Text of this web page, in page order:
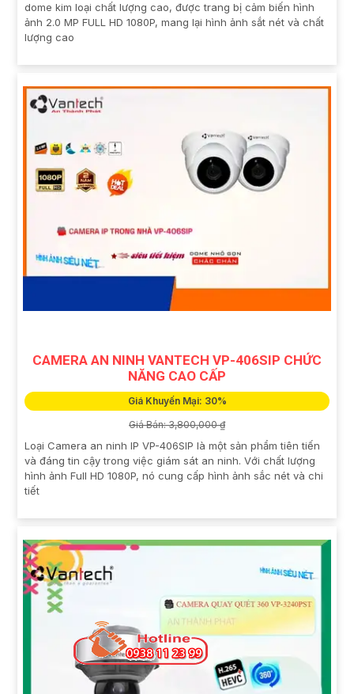
dome kim loại chất lượng cao, được trang bị cảm biến hình
ảnh 2.0 MP FULL HD 1080P, mang lại hình ảnh sắt nét và chất
lượng cao
CAMERA AN NINH VANTECH VP-406SIP CHỨC
NĂNG CAO CẤP
Giá Khuyến Mại: 30%
Giá Bán: 3,800,000 ₫
Loại Camera an ninh IP VP-406SIP là một sản phẩm tiên tiến
và đáng tin cậy trong việc giám sát an ninh. Với chất lượng
hình ảnh Full HD 1080P, nó cung cấp hình ảnh sắc nét và chi
tiết